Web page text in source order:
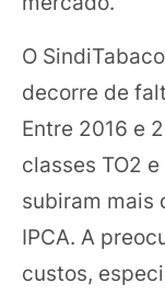
O
decorre de
Entre 2016 e
classes TO2
subiram mais
IPCA. A
custos,